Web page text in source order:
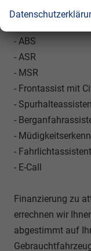
- Kopfairbags
- ABS
- ASR
- MSR
- Frontassist mit
-
-
-
- Fahrlichtassistent
- E-Call
Finanzierung zu
errechnen wir
abgestimmt auf